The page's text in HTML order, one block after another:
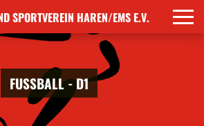
SPORTVEREIN HAREN/EMS E.V.
FUSSBALL - D1